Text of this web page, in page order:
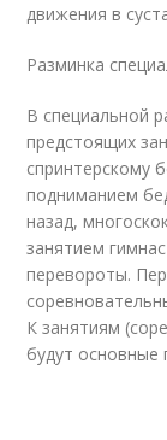
движения в
Разминка
В специальной
предстоящих
спринтерскому
подниманием
назад,
занятием
перевороты.
К занятиям
будут